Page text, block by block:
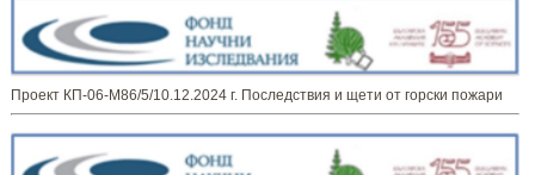
Проект КП-06-М86/5/10.12.2024 г. Последствия и щети от горски пожари